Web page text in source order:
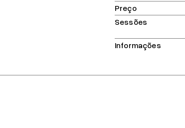
Preço
Sessões
Informações